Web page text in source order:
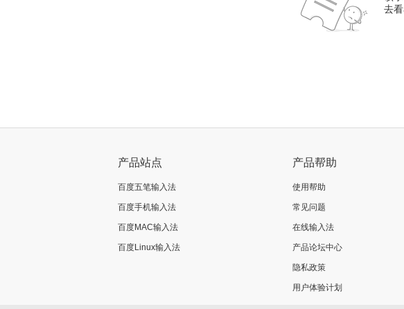
去
产品站点
百度五笔输入法
百度手机输入法
百度MAC输入法
百度Linux输入法
产品帮助
使用帮助
常见问题
在线输入法
产品论坛中心
隐私政策
用户体验计划